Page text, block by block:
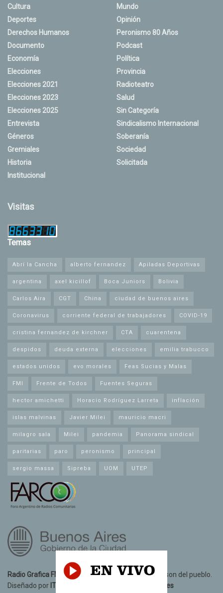
Cultura
Deportes
Derechos Humanos
Documento
Economía
Elecciones
Elecciones 2021
Elecciones 2023
Elecciones 2025
Entrevista
Géneros
Gremiales
Historia
Institucional
Mundo
Opinión
Peronismo 80 Años
Podcast
Política
Provincia
Radioteatro
Salud
Sin Categoría
Sindicalismo Internacional
Soberanía
Sociedad
Solicitada
Visitas
Temas
Abrí la Cancha alberto fernandez Apiladas Deportivas
argentina axel kicillof Boca Juniors Bolivia
Carlos Aira CGT China ciudad de buenos aires
Coronavirus corriente federal de trabajadores COVID-19
cristina fernandez de kirchner CTA cuarentena
despidos deuda externa elecciones emilia trabucco
estados unidos evo morales Feas Sucias y Malas
FMI Frente de Todos Fuentes Seguras
hector amichetti Horacio Rodríguez Larreta inflación
islas malvinas Javier Milei mauricio macri
milagro sala Milei pandemia Panorama sindical
paritarias paro peronismo principal
sergio massa Sipreba UOM UTEP
Radio Grafica FM 89.3© 2021. Todos los derechos son del pueblo.
Diseñado por IT10 Informatica y Telecomunicaciones